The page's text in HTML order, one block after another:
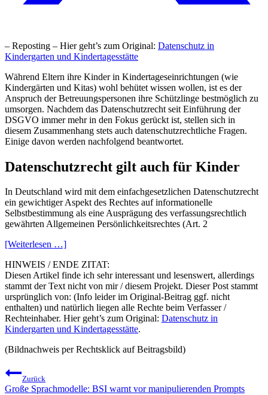
– Reposting – Hier geht’s zum Original: Datenschutz in
Kindergarten und Kindertagesstätte
Während Eltern ihre Kinder in Kindertageseinrichtungen (wie
Kindergärten und Kitas) wohl behütet wissen wollen, ist es der
Anspruch der Betreuungspersonen ihre Schützlinge bestmöglich zu
umsorgen. Nachdem das Datenschutzrecht seit Einführung der
DSGVO immer mehr in den Fokus gerückt ist, stellen sich in
diesem Zusammenhang stets auch datenschutzrechtliche Fragen.
Einige davon werden nachfolgend beantwortet.
Datenschutzrecht gilt auch für Kinder
In Deutschland wird mit dem einfachgesetzlichen Datenschutzrecht
ein gewichtiger Aspekt des Rechtes auf informationelle
Selbstbestimmung als eine Ausprägung des verfassungsrechtlich
gewährten Allgemeinen Persönlichkeitsrechtes (Art. 2
[Weiterlesen …]
HINWEIS / ENDE ZITAT:
Diesen Artikel finde ich sehr interessant und lesenswert, allerdings
stammt der Text nicht von mir / diesem Projekt. Dieser Post stammt
ursprünglich von: (Info leider im Original-Beitrag ggf. nicht
enthalten) und natürlich liegen alle Rechte beim Verfasser /
Rechteinhaber. Hier geht’s zum Original: Datenschutz in
Kindergarten und Kindertagesstätte.
(Bildnachweis per Rechtsklick auf Beitragsbild)
Beitragsnavigation
Zurück
Große Sprachmodelle: BSI warnt vor manipulierenden Prompts